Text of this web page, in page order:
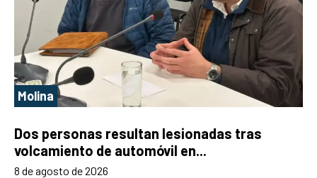
Molina
Dos personas resultan lesionadas tras
volcamiento de automóvil en...
8 de agosto de 2026